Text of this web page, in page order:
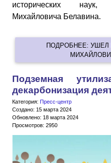
исторических
Михайловича Белавина.
ПОДРОБНЕЕ: УШЕЛ
Подземная
декарбонизация
Категория: Пресс-центр
Создано: 15 марта 2024
Обновлено: 18 марта 2024
Просмотров: 2950